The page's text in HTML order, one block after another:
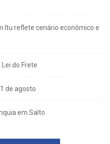
Itu reflete cenário econômico e
do Frete
de agosto
em Salto